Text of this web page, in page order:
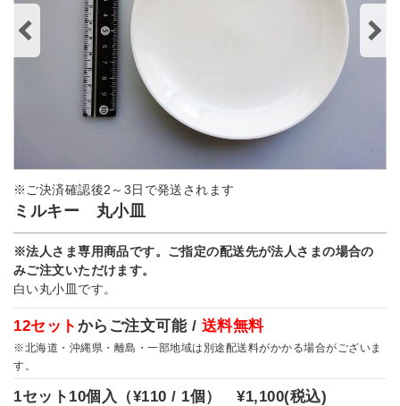
※ご決済確認後2～3日で発送されます
ミルキー 丸小皿
※法人さま専用商品です。ご指定の配送先が法人さまの場合の
みご注文いただけます。
白い丸小皿です。
12セット からご注文可能 / 送料無料
※北海道・沖縄県・離島・一部地域は別途配送料がかかる場合がございま
す。
1セット10個入（¥110 / 1個）¥1,100(税込)